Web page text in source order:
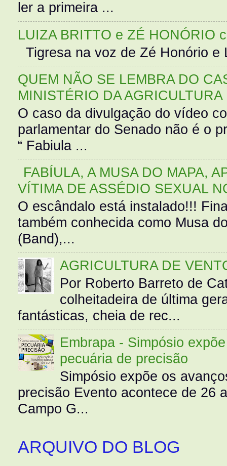
ler a primeira ...
LUIZA BRITTO e ZÉ HONÓRIO
Tigresa na voz de Zé Honório
QUEM NÃO SE LEMBRA DO
MINISTÉRIO DA AGRICULTURA
O caso da divulgação do vídeo
parlamentar do Senado não é o
“ Fabiula ...
FABÍULA, A MUSA DO MAPA,
VÍTIMA DE ASSÉDIO SEXUAL
O escândalo está instalado!!!
também conhecida como Musa
(Band),...
AGRICULTURA DE
Por Roberto Barreto de
colheitadeira de última
fantásticas, cheia de rec...
Embrapa - Simpósio
pecuária de precisão
Simpósio expõe os
precisão Evento acontece de 26
Campo G...
ARQUIVO DO BLOG